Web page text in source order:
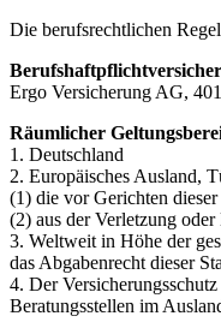
Die berufsrechtlichen
Ergo Versicherung AG,
Räumlicher
1. Deutschland
2. Europäisches Ausland,
(1) die vor Gerichten
(2) aus der Verletzung
3. Weltweit in Höhe der
das Abgabenrecht dieser
4. Der
Beratungsstellen im